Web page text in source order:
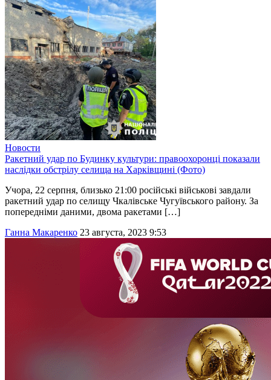
Новости
Ракетний удар по Будинку культури: правоохоронці показали
наслідки обстрілу селища на Харківщині (Фото)
Учора, 22 серпня, близько 21:00 російські військові завдали
ракетний удар по селищу Чкалівське Чугуївського району. За
попередніми даними, двома ракетами […]
Ганна Макаренко 23 августа, 2023 9:53